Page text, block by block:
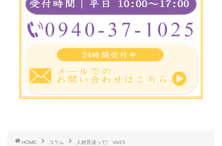
HOME コラム 人材育成って! Vol15